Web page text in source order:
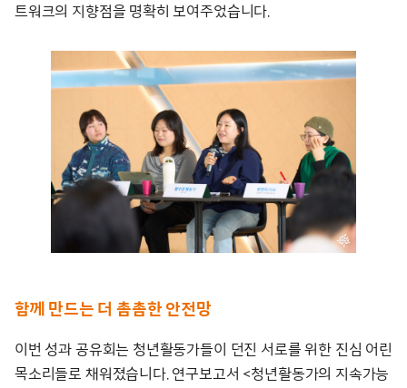
트워크의 지향점을 명확히 보여주었습니다.
함께 만드는 더 촘촘한 안전망
이번 성과 공유회는 청년활동가들이 던진 서로를 위한 진심 어린
목소리들로 채워졌습니다. 연구보고서 <청년활동가의 지속가능